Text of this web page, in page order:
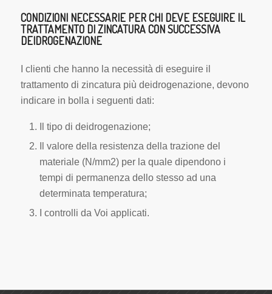
CONDIZIONI NECESSARIE PER CHI DEVE ESEGUIRE IL
TRATTAMENTO DI ZINCATURA CON SUCCESSIVA
DEIDROGENAZIONE
I clienti che hanno la necessità di eseguire il
trattamento di zincatura più deidrogenazione, devono
indicare in bolla i seguenti dati:
Il tipo di deidrogenazione;
Il valore della resistenza della trazione del
materiale (N/mm2) per la quale dipendono i
tempi di permanenza dello stesso ad una
determinata temperatura;
I controlli da Voi applicati.